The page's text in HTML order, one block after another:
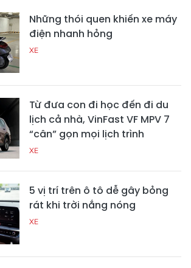
Những thói quen khiến xe máy
điện nhanh hỏng
XE
Từ đưa con đi học đến đi du
lịch cả nhà, VinFast VF MPV 7
“cân” gọn mọi lịch trình
XE
5 vị trí trên ô tô dễ gây bỏng
rát khi trời nắng nóng
XE